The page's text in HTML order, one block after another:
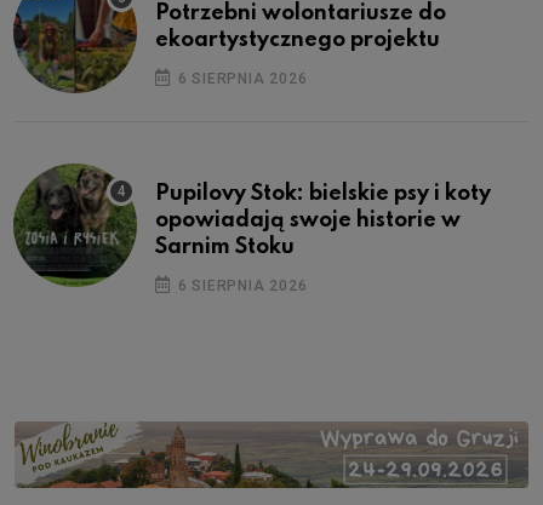
Potrzebni wolontariusze do
ekoartystycznego projektu
6 SIERPNIA 2026
Pupilovy Stok: bielskie psy i koty
opowiadają swoje historie w
Sarnim Stoku
6 SIERPNIA 2026